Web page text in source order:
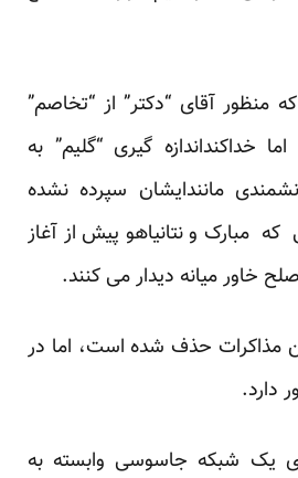
آقای “دکتر” از “تخاصم”
خداکنداندازه گیری “گلیم” به
مانندایشان سپرده نشده
که مبارک و نتانیاهو پیش از آغاز
خاور میانه دیدار می کنند.
مذاکرات حذف شده است، اما در
دارد.
یک شبکه جاسوسی وابسته به